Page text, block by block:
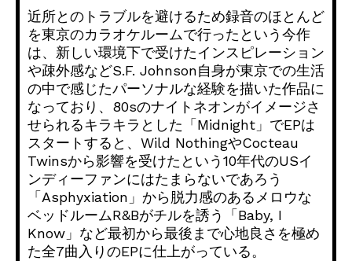
近所とのトラブルを避けるため録音のほとんど
を東京のカラオケルームで行ったという今作
は、新しい環境下で受けたインスピレーション
や疎外感などS.F. Johnson自身が東京での生活
の中で感じたパーソナルな経験を描いた作品に
なっており、80sのナイトネオンがイメージさ
せられるキラキラとした「Midnight」でEPは
スタートすると、Wild NothingやCocteau
Twinsから影響を受けたという10年代のUSイ
ンディーファンにはたまらないであろう
「Asphyxiation」から脱力感のあるメロウな
ベッドルームR&Bがチルを誘う「Baby, I
Know」など最初から最後まで心地良さを極め
た全7曲入りのEPに仕上がっている。